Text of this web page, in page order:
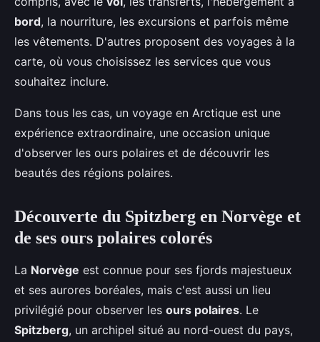
bord, la nourriture, les excursions et parfois même
les vêtements. D'autres proposent des voyages à la
carte, où vous choisissez les services que vous
souhaitez inclure.
Dans tous les cas, un voyage en Arctique est une
expérience extraordinaire, une occasion unique
d'observer les ours polaires et de découvrir les
beautés des régions polaires.
Découverte du Spitzberg en Norvège et
de ses ours polaires colorés
La Norvège est connue pour ses fjords majestueux
et ses aurores boréales, mais c'est aussi un lieu
privilégié pour observer les ours polaires. Le
Spitzberg, un archipel situé au nord-ouest du pays,